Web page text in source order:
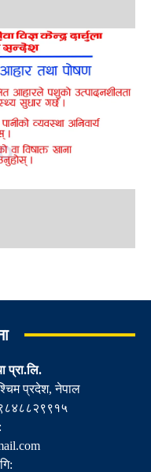
प्रा.लि.
प्रदेश, नेपाल